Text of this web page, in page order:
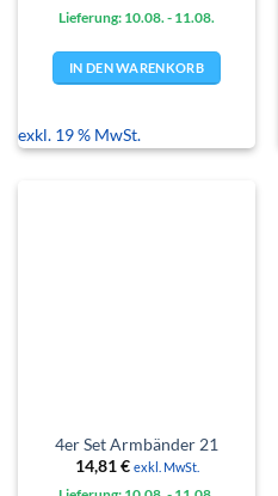
Lieferung: 10.08. - 11.08.
IN DEN WARENKORB
exkl. 19 % MwSt.
4er Set Armbänder 21
14,81€ exkl. MwSt.